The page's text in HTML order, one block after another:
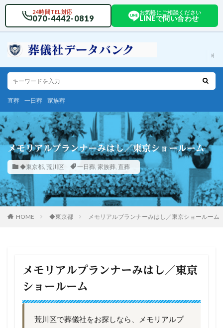
24時間TEL対応
070-4442-0819
お気軽にご相談ください
LINEで問い合わせ
直葬 一日葬 家族葬
メモリアルプランナーみはし／東京ショールーム
◆東京都, 荒川区 一日葬, 家族葬, 直葬
HOME ◆東京都 メモリアルプランナーみはし／東京ショールーム
メモリアルプランナーみはし／東京
ショールーム
荒川区で葬儀社をお探しなら、メモリアルプ